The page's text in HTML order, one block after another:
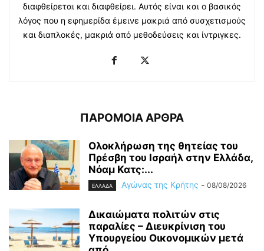
διαφθείρεται και διαφθείρει. Αυτός είναι και ο βασικός
λόγος που η εφημερίδα έμεινε μακριά από συσχετισμούς
και διαπλοκές, μακριά από μεθοδεύσεις και ίντριγκες.
ΠΑΡΟΜΟΙΑ ΑΡΘΡΑ
Ολοκλήρωση της θητείας του
Πρέσβη του Ισραήλ στην Ελλάδα,
Νόαμ Κατς:...
ΕΛΛΑΔΑ Αγώνας της Κρήτης - 08/08/2026
Δικαιώματα πολιτών στις
παραλίες – Διευκρίνιση του
Υπουργείου Οικονομικών μετά